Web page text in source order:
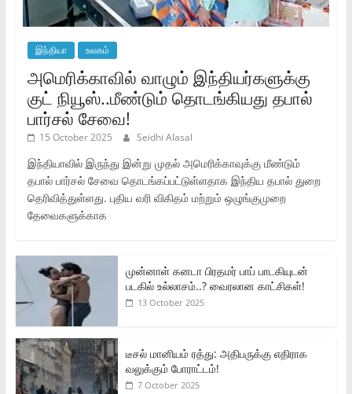
இந்தியா உலகம்
அமெரிக்காவில் வாழும் இந்தியர்களுக்கு
குட் நியூஸ்..மீண்டும் தொடங்கியது தபால்
பார்சல் சேவை!
15 October 2025 Seidhi Alasal
இந்தியாவில் இருந்து இன்று முதல் அமெரிக்காவுக்கு மீண்டும்
தபால் பார்சல் சேவை தொடங்கப்பட்டுள்ளதாக இந்திய தபால் துறை
தெரிவித்துள்ளது. புதிய வரி விகிதம் மற்றும் ஒழுங்குமுறை
தேவைகளுக்காக
முன்னாள் கனடா பிரதமர் பாப் பாடகியுடன்
படகில் உல்லாசம்..? வைரலான காட்சிகள்!
13 October 2025
டீசல் மானியம் ரத்து: அதிபருக்கு எதிராக
வலுக்கும் போராட்டம்!
7 October 2025